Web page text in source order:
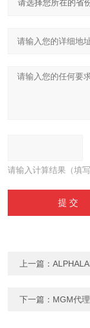
请输入计算结果（填
上一篇：
下一篇： MGM代